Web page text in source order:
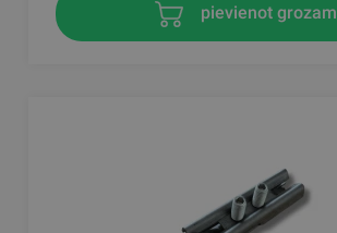
pievienot grozam